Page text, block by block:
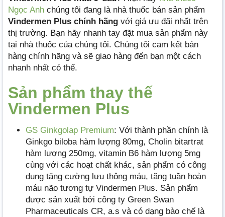
Ngọc Anh chúng tôi đang là nhà thuốc bán sản phẩm
Vindermen Plus chính hãng với giá ưu đãi nhất trên
thị trường. Bạn hãy nhanh tay đặt mua sản phẩm này
tại nhà thuốc của chúng tôi. Chúng tôi cam kết bán
hàng chính hãng và sẽ giao hàng đến bạn một cách
nhanh nhất có thể.
Sản phẩm thay thế
Vindermen Plus
GS Ginkgolap Premium: Với thành phần chính là
Ginkgo biloba hàm lượng 80mg, Cholin bitartrat
hàm lượng 250mg, vitamin B6 hàm lượng 5mg
cùng với các hoạt chất khác, sản phẩm có công
dụng tăng cường lưu thông máu, tăng tuần hoàn
máu não tương tự Vindermen Plus. Sản phẩm
được sản xuất bởi công ty Green Swan
Pharmaceuticals CR, a.s và có dạng bào chế là